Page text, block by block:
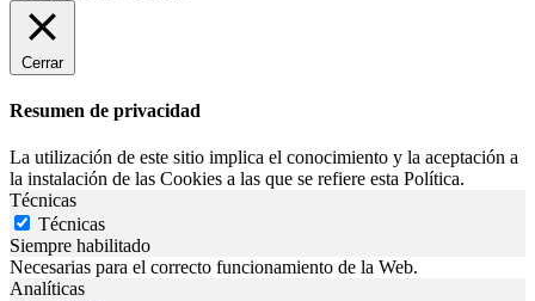
Cerrar
Resumen de privacidad
La utilización de este sitio implica el conocimiento y la aceptación a
la instalación de las Cookies a las que se refiere esta Política.
Técnicas
Técnicas
Siempre habilitado
Necesarias para el correcto funcionamiento de la Web.
Analíticas